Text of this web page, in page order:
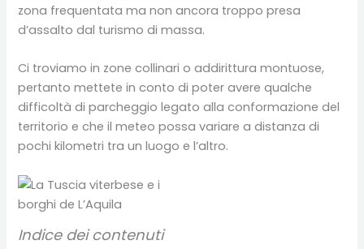
zona frequentata ma non ancora troppo presa
d’assalto dal turismo di massa.
Ci troviamo in zone collinari o addirittura montuose,
pertanto mettete in conto di poter avere qualche
difficoltà di parcheggio legato alla conformazione del
territorio e che il meteo possa variare a distanza di
pochi kilometri tra un luogo e l’altro.
Indice dei contenuti